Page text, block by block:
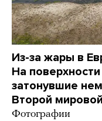
Из-за жары в
На
затонувшие
Второй мировой
Фотографии